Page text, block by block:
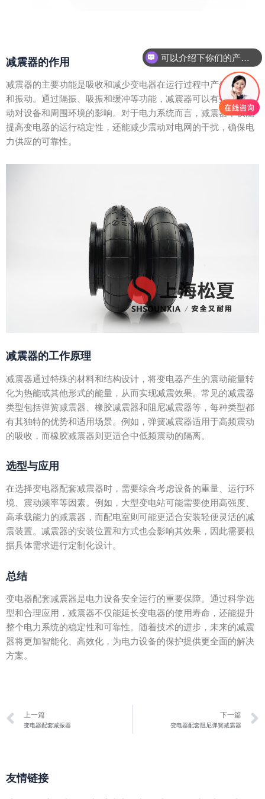
减震器的作用
减震器的主要功能是吸收和减少变电器在运行过程中产生的震动
和振动。通过隔振、吸振和缓冲等功能，减震器可以有效降低震
动对设备和周围环境的影响。对于电力系统而言，减震器不仅能
提高变电器的运行稳定性，还能减少震动对电网的干扰，确保电
力供应的可靠性。
减震器的工作原理
减震器通过特殊的材料和结构设计，将变电器产生的震动能量转
化为热能或其他形式的能量，从而实现减震效果。常见的减震器
类型包括弹簧减震器、橡胶减震器和阻尼减震器等，每种类型都
有其独特的优势和适用场景。例如，弹簧减震器适用于高频震动
的吸收，而橡胶减震器则更适合中低频震动的隔离。
选型与应用
在选择变电器配套减震器时，需要综合考虑设备的重量、运行环
境、震动频率等因素。例如，大型变电站可能需要使用高强度、
高承载能力的减震器，而配电室则可能更适合安装轻便灵活的减
震装置。减震器的安装位置和方式也会影响其效果，因此需要根
据具体需求进行定制化设计。
总结
变电器配套减震器是电力设备安全运行的重要保障。通过科学选
型和合理应用，减震器不仅能延长变电器的使用寿命，还能提升
整个电力系统的稳定性和可靠性。随着技术的进步，未来的减震
器将更加智能化、高效化，为电力设备的保护提供更全面的解决
方案。
Prev
上一篇
变电器配套减振器
下一篇
变电器配套阻尼弹簧减震器
友情链接
可以介绍下你们的产品么？